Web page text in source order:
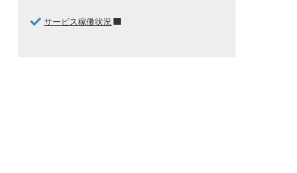
サービス稼働状況